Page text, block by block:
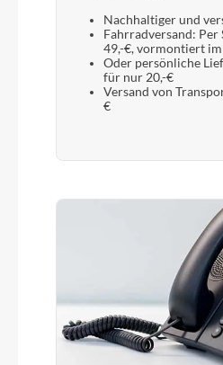
Nachhaltiger und
Fahrradversand:
49,-€, vormontiert
Oder persönliche
für nur 20,-€
Versand von
€